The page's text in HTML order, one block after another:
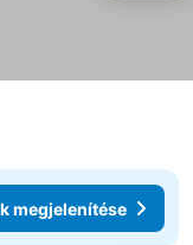
megjelenítése